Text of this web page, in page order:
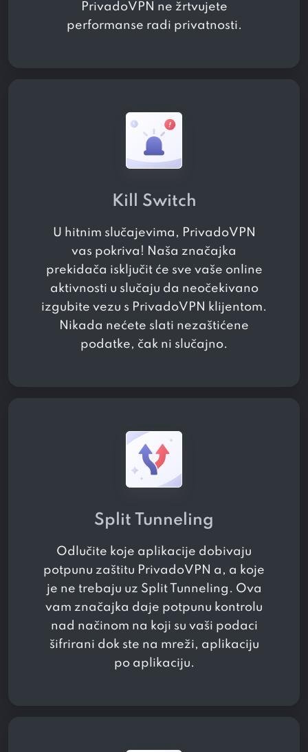
PrivadoVPN ne žrtvujete
performanse radi privatnosti.
Kill Switch
U hitnim slučajevima, PrivadoVPN
vas pokriva! Naša značajka
prekidača isključit će sve vaše online
aktivnosti u slučaju da neočekivano
izgubite vezu s PrivadoVPN klijentom.
Nikada nećete slati nezaštićene
podatke, čak ni slučajno.
Split Tunneling
Odlučite koje aplikacije dobivaju
potpunu zaštitu PrivadoVPN a, a koje
je ne trebaju uz Split Tunneling. Ova
vam značajka daje potpunu kontrolu
nad načinom na koji su vaši podaci
šifrirani dok ste na mreži, aplikaciju
po aplikaciju.